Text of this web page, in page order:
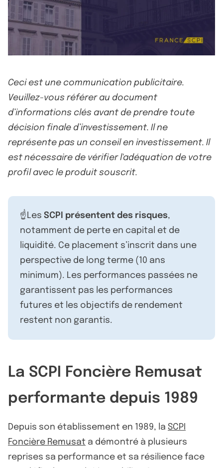
Ceci est une communication publicitaire.
Veuillez-vous référer au document
d’informations clés avant de prendre toute
décision finale d’investissement. Il ne
représente pas un conseil en investissement. Il
est nécessaire de vérifier l'adéquation de votre
profil avec le produit souscrit.
☝️Les SCPI présentent des risques,
notamment de perte en capital et de
liquidité. Ce placement s’inscrit dans une
perspective de long terme (10 ans
minimum). Les performances passées ne
garantissent pas les performances
futures et les objectifs de rendement
restent non garantis.
La SCPI Foncière Remusat
performante depuis 1989
Depuis son établissement en 1989, la SCPI
Foncière Remusat a démontré à plusieurs
reprises sa performance et sa résilience face